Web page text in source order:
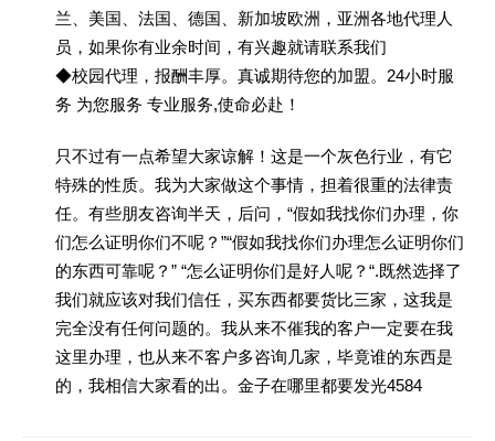
兰、美国、法国、德国、新加坡欧洲，亚洲各地代理人
员，如果你有业余时间，有兴趣就请联系我们
◆校园代理，报酬丰厚。真诚期待您的加盟。24小时服
务 为您服务 专业服务,使命必赴！
只不过有一点希望大家谅解！这是一个灰色行业，有它
特殊的性质。我为大家做这个事情，担着很重的法律责
任。有些朋友咨询半天，后问，“假如我找你们办理，你
们怎么证明你们不呢？”“假如我找你们办理怎么证明你们
的东西可靠呢？” “怎么证明你们是好人呢？“.既然选择了
我们就应该对我们信任，买东西都要货比三家，这我是
完全没有任何问题的。我从来不催我的客户一定要在我
这里办理，也从来不客户多咨询几家，毕竟谁的东西是
的，我相信大家看的出。金子在哪里都要发光4584